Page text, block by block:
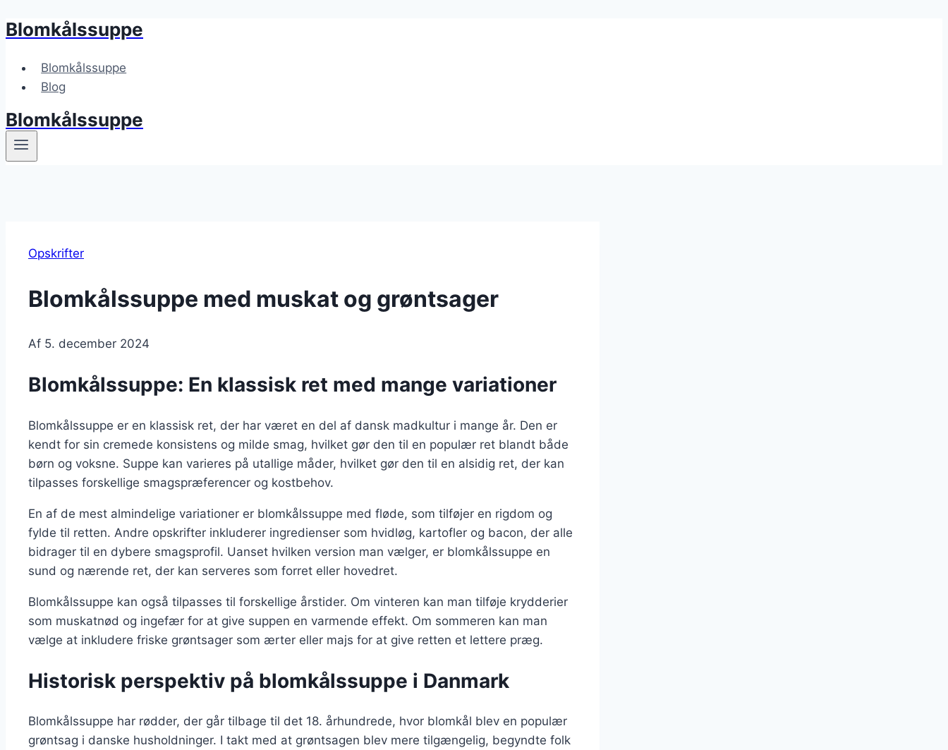
Fortsæt
indhold
Blomkålssuppe
Blomkålssuppe
Blog
Blomkålssuppe
Opskrifter
Blomkålssuppe med muskat og grøntsager
Af 5. december 2024
Blomkålssuppe: En klassisk ret med mange variationer
Blomkålssuppe er en klassisk ret, der har været en del af dansk madkultur i mange år. Den er
kendt for sin cremede konsistens og milde smag, hvilket gør den til en populær ret blandt både
børn og voksne. Suppe kan varieres på utallige måder, hvilket gør den til en alsidig ret, der kan
tilpasses forskellige smagspræferencer og kostbehov.
En af de mest almindelige variationer er blomkålssuppe med fløde, som tilføjer en rigdom og
fylde til retten. Andre opskrifter inkluderer ingredienser som hvidløg, kartofler og bacon, der alle
bidrager til en dybere smagsprofil. Uanset hvilken version man vælger, er blomkålssuppe en
sund og nærende ret, der kan serveres som forret eller hovedret.
Blomkålssuppe kan også tilpasses til forskellige årstider. Om vinteren kan man tilføje krydderier
som muskatnød og ingefær for at give suppen en varmende effekt. Om sommeren kan man
vælge at inkludere friske grøntsager som ærter eller majs for at give retten et lettere præg.
Historisk perspektiv på blomkålssuppe i Danmark
Blomkålssuppe har rødder, der går tilbage til det 18. århundrede, hvor blomkål blev en populær
grøntsag i danske husholdninger. I takt med at grøntsagen blev mere tilgængelig, begyndte folk